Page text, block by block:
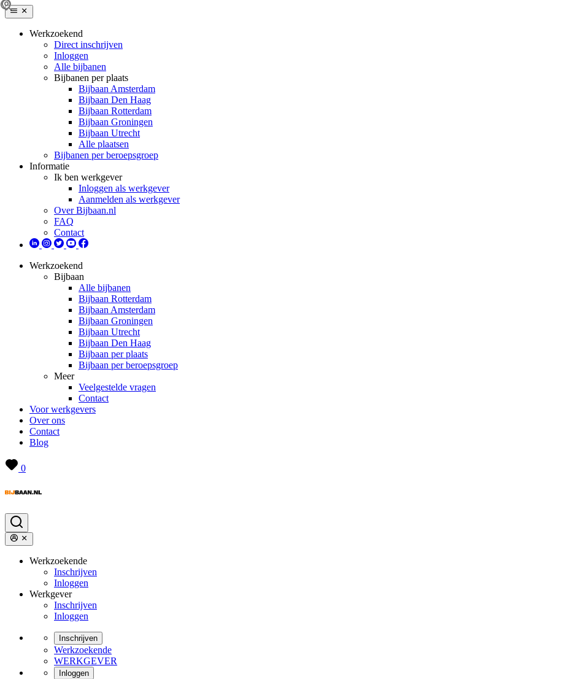
Werkzoekend
Direct inschrijven
Inloggen
Alle bijbanen
Bijbanen per plaats
Bijbaan Amsterdam
Bijbaan Den Haag
Bijbaan Rotterdam
Bijbaan Groningen
Bijbaan Utrecht
Alle plaatsen
Bijbanen per beroepsgroep
Informatie
Ik ben werkgever
Inloggen als werkgever
Aanmelden als werkgever
Over Bijbaan.nl
FAQ
Contact
Werkzoekend
Bijbaan
Alle bijbanen
Bijbaan Rotterdam
Bijbaan Amsterdam
Bijbaan Groningen
Bijbaan Utrecht
Bijbaan Den Haag
Bijbaan per plaats
Bijbaan per beroepsgroep
Meer
Veelgestelde vragen
Contact
Voor werkgevers
Over ons
Contact
Blog
0
Werkzoekende
Inschrijven
Inloggen
Werkgever
Inschrijven
Inloggen
Inschrijven
Werkzoekende
WERKGEVER
Inloggen